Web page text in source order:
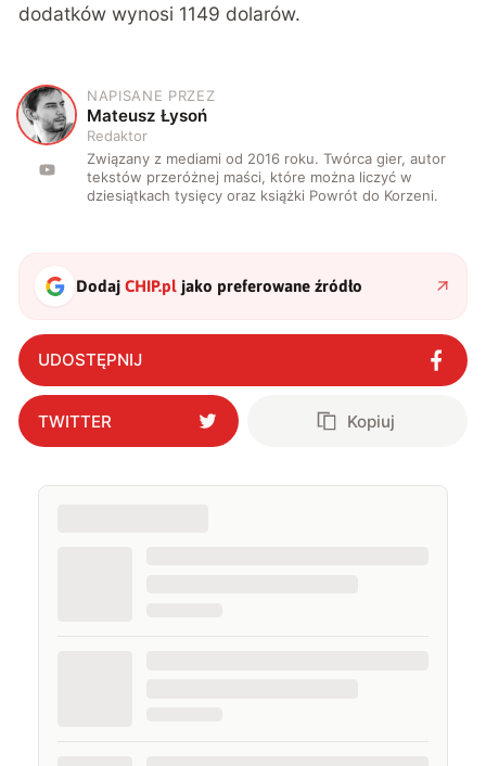
dodatków wynosi 1149 dolarów.
M
NAPISANE PRZEZ
Mateusz Łysoń
Redaktor
Związany z mediami od 2016 roku. Twórca gier, autor
tekstów przeróżnej maści, które można liczyć w
dziesiątkach tysięcy oraz książki Powrót do Korzeni.
DodajCHIP.pl jako preferowane źródło
UDOSTĘPNIJ
TWITTER Kopiuj